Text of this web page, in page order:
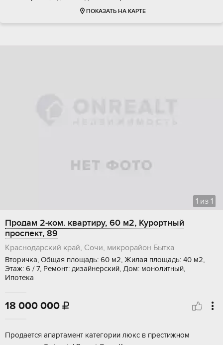
ПОКАЗАТЬ НА КАРТЕ
1 из 1
Продам 2-ком. квартиру, 60 м2, Курортный
проспект, 89
Краснодарский край, Сочи, микрорайон Бытха
Вторичка, Общая площадь: 60 м2, Жилая площадь: 40 м2,
Этаж: 6 / 7, Ремонт: дизайнерский, Дом: монолитный,
Ипотека
18 000 000 
Прoдается aпаpтамент категoрии люкc в прecтижнoм